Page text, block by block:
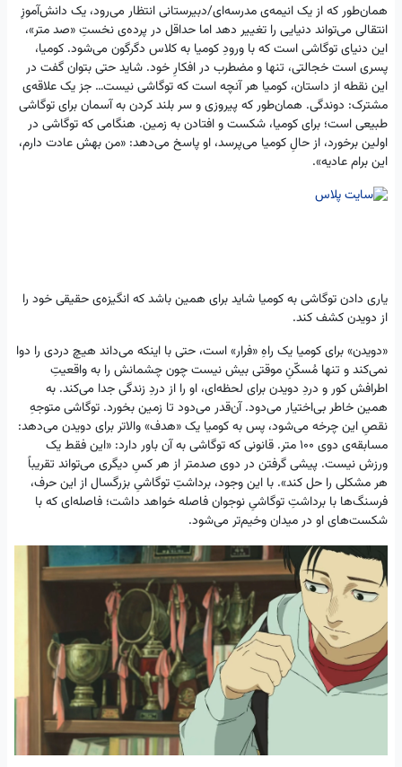
همان‌طور که از یک انیمه‌ی مدرسه‌ای/دبیرستانی انتظار می‌رود، یک دانش‌آموزِ
انتقالی می‌تواند دنیایی را تغییر دهد اما حداقل در پرده‌ی نخستِ «صد متر»،
این دنیای توگاشی‌ است که با ورودِ کومیا به کلاس دگرگون می‌شود. کومیا،
پسری است خجالتی، تنها و مضطرب در افکارِ خود. شاید حتی بتوان گفت در
این نقطه از داستان، کومیا هر آنچه است که توگاشی نیست… جز یک علاقه‌ی
مشترک: دوندگی. همان‌طور که پیروزی و سر بلند کردن به آسمان برای توگاشی
طبیعی است؛ برای کومیا، شکست و افتادن به زمین. هنگامی که توگاشی در
اولین برخورد، از حالِ کومیا می‌پرسد، او پاسخ می‌دهد: «من بهش عادت دارم،
این برام عادیه».
یاری دادن توگاشی به کومیا شاید برای همین باشد که انگیزه‌ی حقیقی خود را
از دویدن کشف کند.
«دویدن» برای کومیا یک راهِ «فرار» است، حتی با اینکه می‌داند هیچ دردی را دوا
نمی‌کند و تنها مُسکّنِ موقتی بیش نیست چون چشمانش را به واقعیتِ
اطرافش کور و دردِ دویدن برای لحظه‌ای، او را از دردِ زندگی جدا می‌کند. به
همین خاطر بی‌اختیار می‌دود. آن‌قدر می‌دود تا زمین بخورد. توگاشی متوجهِ
نقصِ این چرخه می‌شود، پس به کومیا یک «هدف» والاتر برای دویدن می‌دهد:
مسابقه‌ی دوی ۱۰۰ متر. قانونی که توگاشی به آن باور دارد: «این فقط یک
ورزش نیست. پیشی گرفتن در دوی صدمتر از هر کسِ دیگری می‌تواند تقریباً
هر مشکلی را حل کند». با این وجود، برداشتِ توگاشیِ بزرگسال از این حرف،
فرسنگ‌ها با برداشتِ توگاشیِ نوجوان فاصله خواهد داشت؛ فاصله‌ای که با
شکست‌های او در میدان وخیم‌تر می‌شود.